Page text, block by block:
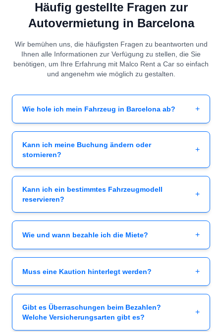
Häufig gestellte Fragen zur
Autovermietung in Barcelona
Wir bemühen uns, die häufigsten Fragen zu beantworten und
Ihnen alle Informationen zur Verfügung zu stellen, die Sie
benötigen, um Ihre Erfahrung mit Malco Rent a Car so einfach
und angenehm wie möglich zu gestalten.
Wie hole ich mein Fahrzeug in Barcelona ab? +
Kann ich meine Buchung ändern oder
stornieren?
+
Kann ich ein bestimmtes Fahrzeugmodell
reservieren?
+
Wie und wann bezahle ich die Miete? +
Muss eine Kaution hinterlegt werden? +
Gibt es Überraschungen beim Bezahlen?
Welche Versicherungsarten gibt es?
+